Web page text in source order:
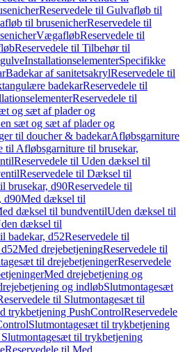
Reservedele til Gulvafløb til
til brusenicherReservedele til
VægafløbReservedele til
Reservedele til Tilbehør til
InstallationselementerSpecifikke
Badekar af sanitetsakrylReservedele til
badekarReservedele til
Reservedele til
og sæt af plader og
sæt og sæt af plader og
til doucher & badekarAfløbsgarniture
til Afløbsgarniture til brusekar,
Reservedele til Uden dæksel til
Reservedele til Dæksel til
brusekar, d90Reservedele til
d90Med dæksel til
dæksel til bundventilUden dæksel til
dæksel til
badekar, d52Reservedele til
Med drejebetjeningReservedele til
til drejebetjeningerReservedele
Med drejebetjening og
og indløbSlutmontagesæt
til Slutmontagesæt til
trykbetjening PushControlReservedele
Slutmontagesæt til trykbetjening
til trykbetjening
Reservedele til Med